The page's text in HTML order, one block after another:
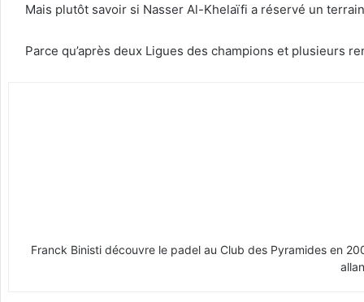
Mais plutôt savoir si Nasser Al-Khelaïfi a réservé un
Parce qu’après deux Ligues des champions et plusieurs
Franck Binisti découvre le padel au Club des Pyramides en